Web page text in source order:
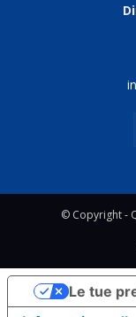
© Copyright -
Le tue